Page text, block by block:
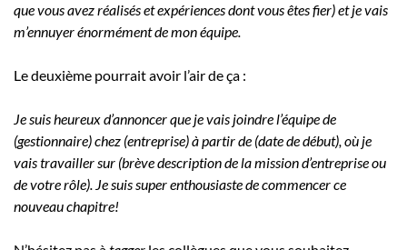
que vous avez réalisés et expériences dont vous êtes fier) et je vais
m’ennuyer énormément de mon équipe.
Le deuxième pourrait avoir l’air de ça :
Je suis heureux d’annoncer que je vais joindre l’équipe de
(gestionnaire) chez (entreprise) à partir de (date de début), où je
vais travailler sur (brève description de la mission d’entreprise ou
de votre rôle). Je suis super enthousiaste de commencer ce
nouveau chapitre!